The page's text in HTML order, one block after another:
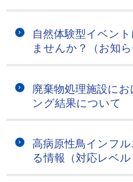
自然体験型イベン
ませんか？（お知ら
廃棄物処理施設に
ング結果について
高病原性鳥インフ
る情報（対応レベル